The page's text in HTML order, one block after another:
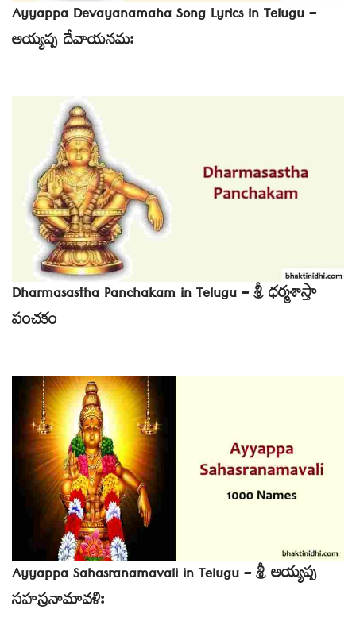
Ayyappa Devayanamaha Song Lyrics in Telugu –
అయ్యప్ప దేవాయనమః
Dharmasastha Panchakam in Telugu – శ్రీ ధర్మశాస్తా
పంచకం
Ayyappa Sahasranamavali in Telugu – శ్రీ అయ్యప్ప
సహస్రనామావళిః